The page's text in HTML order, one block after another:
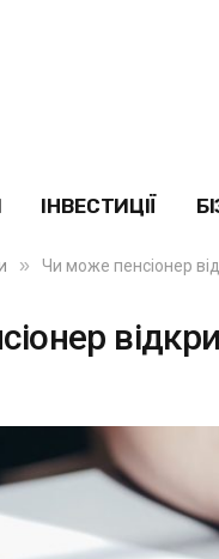
ІНВЕСТИЦІЇ
» Чи може пенсіонер